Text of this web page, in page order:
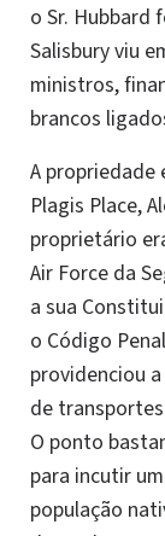
o Sr. Hubbard
Salisbury viu
ministros,
brancos
A propriedade
Plagis Place,
proprietário
Air Force da
a sua
o Código
providenciou
de
O ponto
para incutir
população